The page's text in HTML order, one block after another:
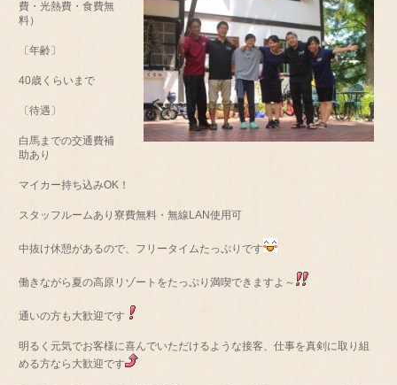
費・光熱費・食費無
料）
〔年齢〕
40歳くらいまで
〔待遇〕
白馬までの交通費補
助あり
マイカー持ち込みOK！
スタッフルームあり寮費無料・無線LAN使用可
中抜け休憩があるので、フリータイムたっぷりです
働きながら夏の高原リゾートをたっぷり満喫できますよ～
通いの方も大歓迎です
明るく元気でお客様に喜んでいただけるような接客、仕事を真剣に取り組
める方なら大歓迎です